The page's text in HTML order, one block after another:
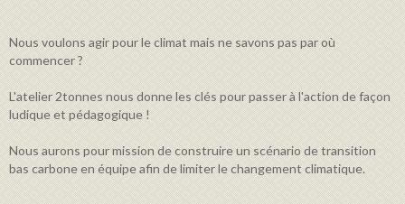
Nous voulons agir pour le climat mais ne savons pas par où
commencer ?
L'atelier 2tonnes nous donne les clés pour passer à l'action de façon
ludique et pédagogique !
Nous aurons pour mission de construire un scénario de transition
bas carbone en équipe afin de limiter le changement climatique.